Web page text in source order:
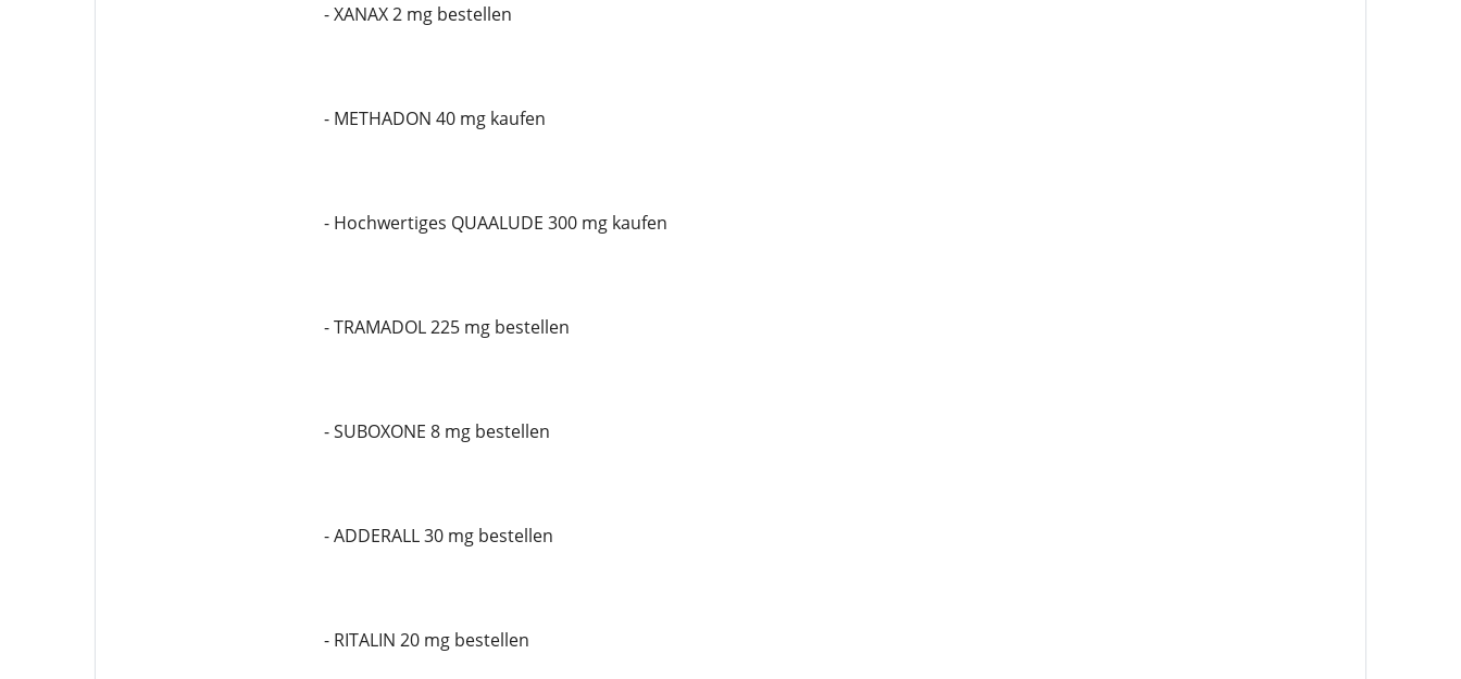
- XANAX 2 mg bestellen
- METHADON 40 mg kaufen
- Hochwertiges QUAALUDE 300 mg kaufen
- TRAMADOL 225 mg bestellen
- SUBOXONE 8 mg bestellen
- ADDERALL 30 mg bestellen
- RITALIN 20 mg bestellen